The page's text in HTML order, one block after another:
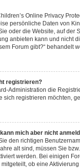
Online Privacy
persönliche Daten von
oder die Website, auf der
anbieten kann und nicht
Forum gibt?“ behandelt
registrieren?
Administration die
sich registrieren möchten,
mich aber nicht
den richtigen
alt sind, müssen Sie
werden. Bei einigen
ob eine